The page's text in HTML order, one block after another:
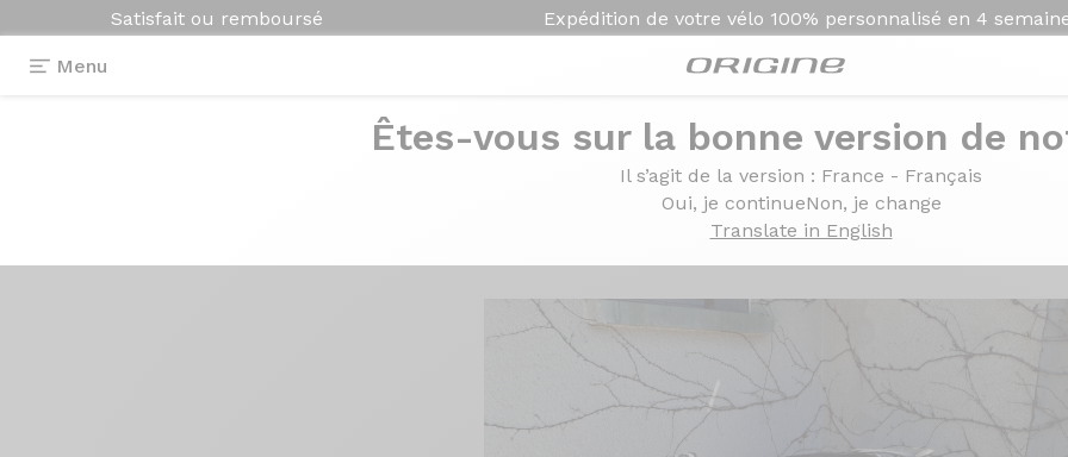
Satisfait ou remboursé Expédition de votre vélo 100% personnalisé en 4
Menu
Êtes-vous sur la bonne version de
Il s’agit de la version : France - Français
Oui, je continueNon, je change
Translate in English
Théorème GTR 29